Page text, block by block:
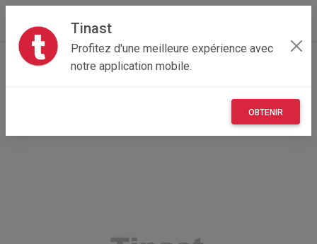
Tinast
Profitez d'une meilleure expérience avec
notre application mobile.
OBTENIR
Accueil Multimedia Bretagne